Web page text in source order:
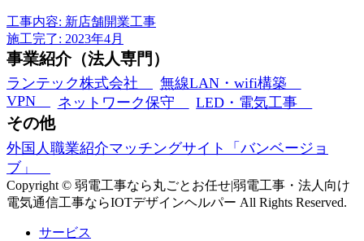
工事内容: 新店舗開業工事
施工完了: 2023年4月
事業紹介（法人専門）
ランテック株式会社
無線LAN・wifi構築
VPN
ネットワーク保守 LED・電気工事
その他
外国人職業紹介マッチングサイト「バンベージョ
ブ」
Copyright © 弱電工事なら丸ごとお任せ|弱電工事・法人向け
電気通信工事ならIOTデザインヘルパー All Rights Reserved.
サービス